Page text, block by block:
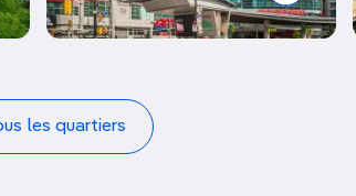
les quartiers